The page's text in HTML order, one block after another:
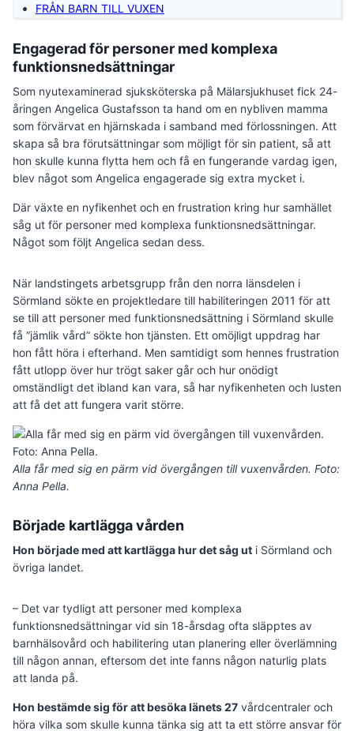
FRÅN BARN TILL VUXEN
Engagerad för personer med komplexa
funktionsnedsättningar
Som nyutexaminerad sjuksköterska på Mälar­sjukhuset fick 24-
åringen Angelica Gustafsson ta hand om en nybliven mamma
som förvärvat en hjärnskada i samband med förlossningen. Att
skapa så bra förutsättningar som möjligt för sin patient, så att
hon skulle kunna flytta hem och få en fungerande vardag igen,
blev något som Angelica engagerade sig extra mycket i.
Där växte en nyfikenhet och en frustration kring hur samhället
såg ut för personer med komplexa funktionsnedsättningar.
Något som följt Angelica sedan dess.
När landstingets arbetsgrupp från den norra länsdelen i
Sörmland sökte en projektledare till habiliteringen 2011 för att
se till att personer med funktionsnedsättning i Sörmland skulle
få ”jämlik vård” sökte hon tjänsten. Ett omöjligt uppdrag har
hon fått höra i efterhand. Men samtidigt som hennes frustration
fått utlopp över hur trögt saker går och hur onödigt
omständligt det ibland kan vara, så har nyfikenheten och lusten
att få det att fungera varit större.
Alla får med sig en pärm vid övergången till vuxenvården. Foto:
Anna Pella.
Började kartlägga vården
Hon började med att kartlägga hur det såg ut i Sörmland och
övriga landet.
– Det var tydligt att personer med komplexa
funktionsnedsättningar vid sin 18-årsdag ofta släpptes av
barnhälsovård och habilitering utan planering eller överlämning
till någon annan, eftersom det inte fanns någon naturlig plats
att landa på.
Hon bestämde sig för att besöka länets 27 vårdcentraler och
höra vilka som skulle kunna tänka sig att ta ett större ansvar för